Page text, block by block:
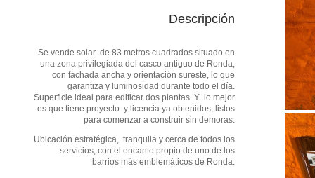
Descripción
Se vende solar de 83 metros cuadrados situado en
una zona privilegiada del casco antiguo de Ronda,
con fachada ancha y orientación sureste, lo que
garantiza y luminosidad durante todo el día.
Superficie ideal para edificar dos plantas. Y lo mejor
es que tiene proyecto y licencia ya obtenidos, listos
para comenzar a construir sin demoras.
Ubicación estratégica, tranquila y cerca de todos los
servicios, con el encanto propio de uno de los
barrios más emblemáticos de Ronda.